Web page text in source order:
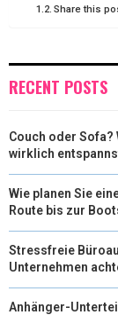
R
Share this
RECENT POSTS
Couch oder
wirklich
Wie planen Sie
Route bis zur
Stressfreie
Unternehmen
Anhänger-